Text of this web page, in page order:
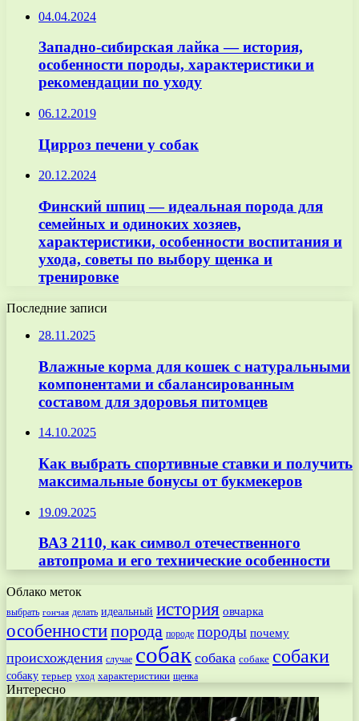
04.04.2024
Западно-сибирская лайка — история,
особенности породы, характеристики и
рекомендации по уходу
06.12.2019
Цирроз печени у собак
20.12.2024
Финский шпиц — идеальная порода для
семейных и одиноких хозяев,
характеристики, особенности воспитания и
ухода, советы по выбору щенка и
тренировке
Последние записи
28.11.2025
Влажные корма для кошек с натуральными
компонентами и сбалансированным
составом для здоровья питомцев
14.10.2025
Как выбрать спортивные ставки и получить
максимальные бонусы от букмекеров
19.09.2025
ВАЗ 2110, как символ отечественного
автопрома и его технические особенности
Облако меток
выбрать гончая делать идеальный история овчарка
особенностипорода породе породы почему
происхождения случае собак собака собаке собаки
собаку терьер уход характеристики щенка
Интересно